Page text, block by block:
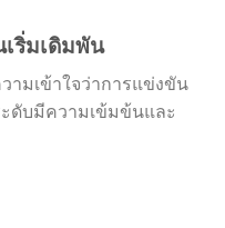
ริ่มเดิมพัน
ามเข้าใจว่าการแข่งขัน
ดับมีความเข้มข้นและ